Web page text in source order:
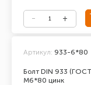
Болт DIN 933
М6*80 цинк
Артикул: 933-6*80